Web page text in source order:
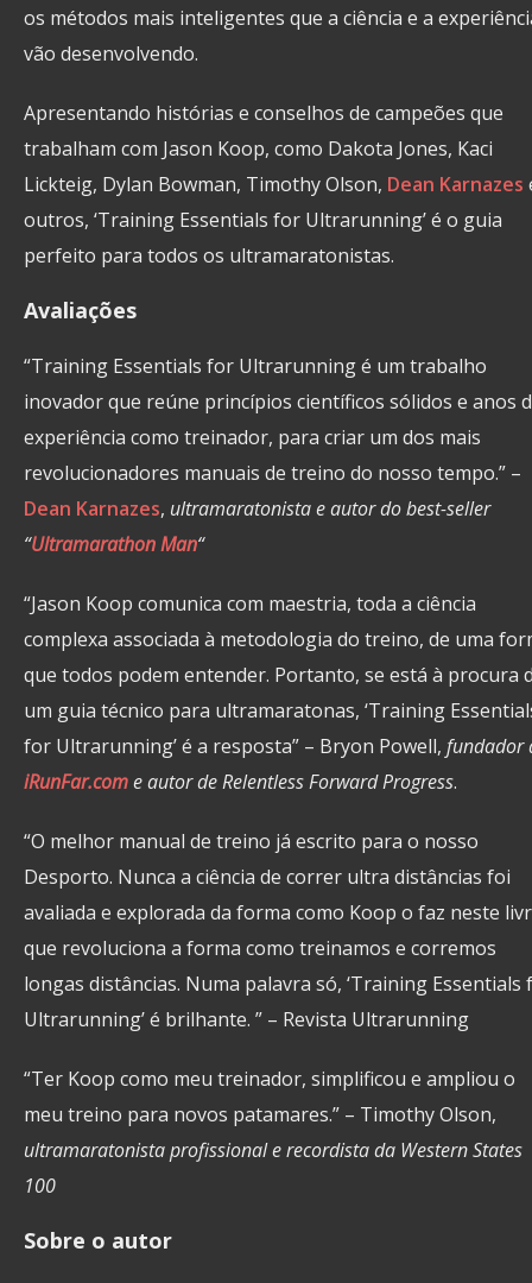
os métodos mais inteligentes que a ciência e a
vão desenvolvendo.
Apresentando histórias e conselhos de campeões que
trabalham com Jason Koop, como Dakota Jones, Kaci
Lickteig, Dylan Bowman, Timothy Olson, Dean Karnazes
outros, ‘Training Essentials for Ultrarunning’ é o guia
perfeito para todos os ultramaratonistas.
Avaliações
“Training Essentials for Ultrarunning é um trabalho
inovador que reúne princípios científicos sólidos e anos
experiência como treinador, para criar um dos mais
revolucionadores manuais de treino do nosso tempo.” –
Dean Karnazes, ultramaratonista e autor do best-seller
“Ultramarathon Man“
“Jason Koop comunica com maestria, toda a ciência
complexa associada à metodologia do treino, de uma
que todos podem entender. Portanto, se está à procura
um guia técnico para ultramaratonas, ‘Training
for Ultrarunning’ é a resposta” – Bryon Powell, fundador
iRunFar.come autor de Relentless Forward Progress.
“O melhor manual de treino já escrito para o nosso
Desporto. Nunca a ciência de correr ultra distâncias foi
avaliada e explorada da forma como Koop o faz neste
que revoluciona a forma como treinamos e corremos
longas distâncias. Numa palavra só, ‘Training Essentials
Ultrarunning’ é brilhante. ” – Revista Ultrarunning
“Ter Koop como meu treinador, simplificou e ampliou o
meu treino para novos patamares.” – Timothy Olson,
ultramaratonista profissional e recordista da Western States
100
Sobre o autor